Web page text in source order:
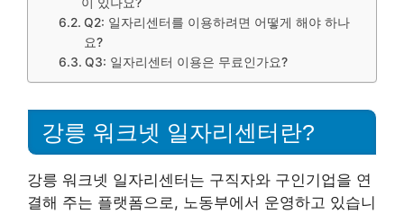
Q2: 일자리센터를 이용하려면 어떻게 해야 하나
요?
Q3: 일자리센터 이용은 무료인가요?
강릉 워크넷 일자리센터란?
강릉 워크넷 일자리센터는 구직자와 구인기업을 연
결해 주는 플랫폼으로, 노동부에서 운영하고 있습니